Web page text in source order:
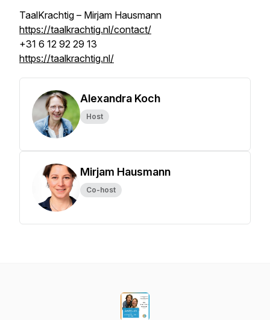
TaalKrachtig – Mirjam Hausmann
https://taalkrachtig.nl/contact/
+31 6 12 92 29 13
https://taalkrachtig.nl/
Alexandra Koch
Host
Mirjam Hausmann
Co-host